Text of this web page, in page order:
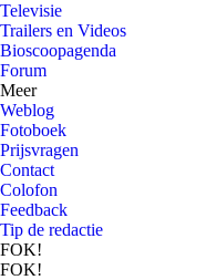
Televisie
Trailers en Videos
Bioscoopagenda
Forum
Meer
Weblog
Fotoboek
Prijsvragen
Contact
Colofon
Feedback
Tip de redactie
FOK!
FOK!